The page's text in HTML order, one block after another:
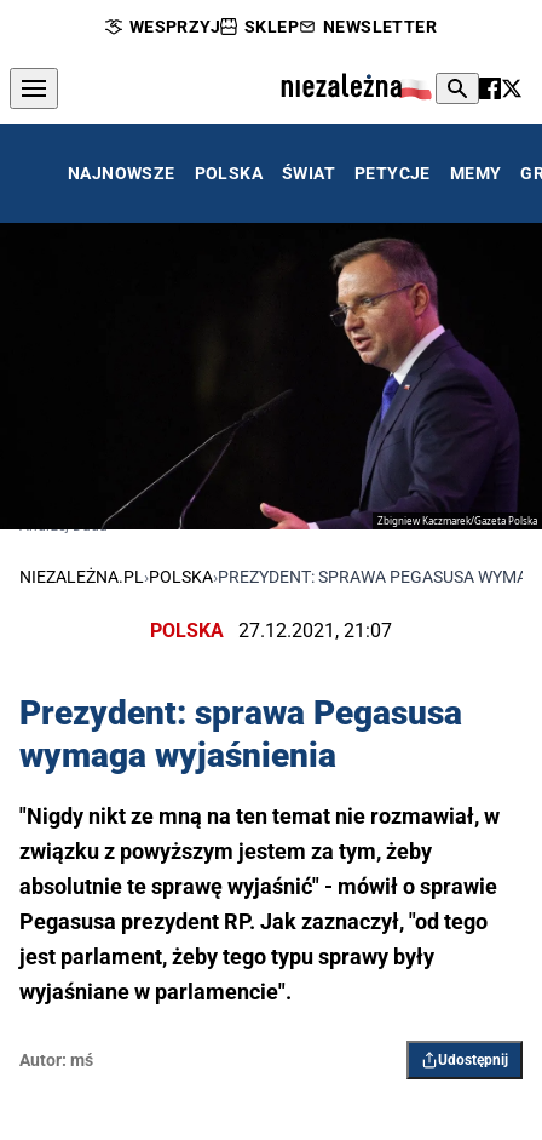
WESPRZYJ SKLEP NEWSLETTER
NAJNOWSZE POLSKA ŚWIAT PETYCJE MEMY
Zbigniew Kaczmarek/Gazeta Polska
Andrzej Duda
NIEZALEŻNA.PL›POLSKA›PREZYDENT: SPRAWA PEGASUSA
POLSKA 27.12.2021, 21:07
Prezydent: sprawa Pegasusa
wymaga wyjaśnienia
"Nigdy nikt ze mną na ten temat nie rozmawiał, w
związku z powyższym jestem za tym, żeby
absolutnie te sprawę wyjaśnić" - mówił o sprawie
Pegasusa prezydent RP. Jak zaznaczył, "od tego
jest parlament, żeby tego typu sprawy były
wyjaśniane w parlamencie".
Autor: mś Udostępnij